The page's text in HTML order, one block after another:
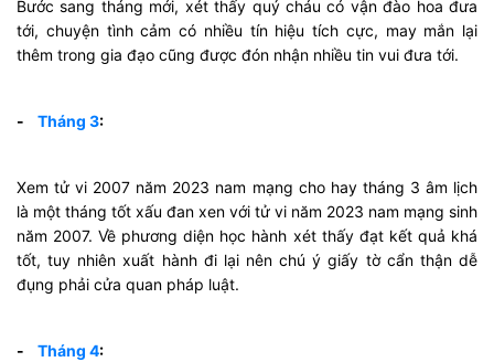
Bước sang tháng mới, xét thấy quý cháu có vận đào hoa đưa
tới, chuyện tình cảm có nhiều tín hiệu tích cực, may mắn lại
thêm trong gia đạo cũng được đón nhận nhiều tin vui đưa tới.
- Tháng 3:
Xem tử vi 2007 năm 2023 nam mạng cho hay tháng 3 âm lịch
là một tháng tốt xấu đan xen với tử vi năm 2023 nam mạng sinh
năm 2007. Về phương diện học hành xét thấy đạt kết quả khá
tốt, tuy nhiên xuất hành đi lại nên chú ý giấy tờ cẩn thận dễ
đụng phải cửa quan pháp luật.
- Tháng 4: